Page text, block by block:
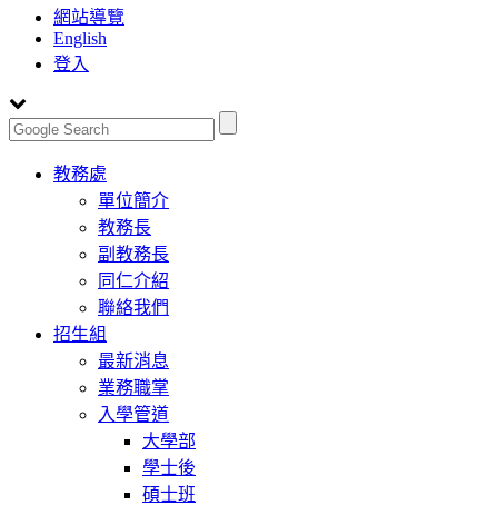
網站導覽
English
登入
Toggle
navigation
教務處
單位簡介
教務長
副教務長
同仁介紹
聯絡我們
招生組
最新消息
業務職掌
入學管道
大學部
學士後
碩士班